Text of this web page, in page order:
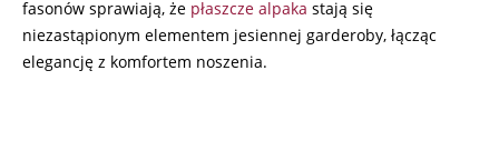
fasonów sprawiają, że płaszcze alpaka stają się
niezastąpionym elementem jesiennej garderoby, łącząc
elegancję z komfortem noszenia.